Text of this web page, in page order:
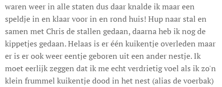
waren weer in alle staten dus daar knalde ik maar een
speldje in en klaar voor in en rond huis! Hup naar stal en
samen met Chris de stallen gedaan, daarna heb ik nog de
kippetjes gedaan. Helaas is er één kuikentje overleden maar
er is er ook weer eentje geboren uit een ander nestje. Ik
moet eerlijk zeggen dat ik me echt verdrietig voel als ik zo'n
klein frummel kuikentje dood in het nest (alias de voerbak)